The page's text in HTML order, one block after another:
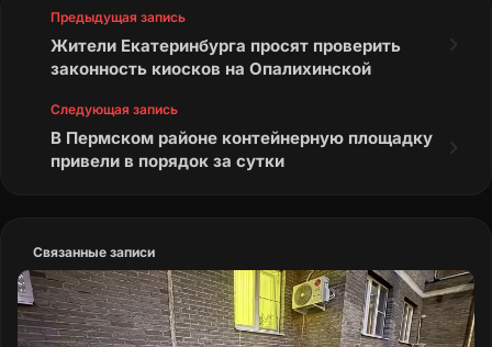
Предыдущая запись
Жители Екатеринбурга просят проверить
законность киосков на Опалихинской
Следующая запись
В Пермском районе контейнерную площадку
привели в порядок за сутки
Связанные записи